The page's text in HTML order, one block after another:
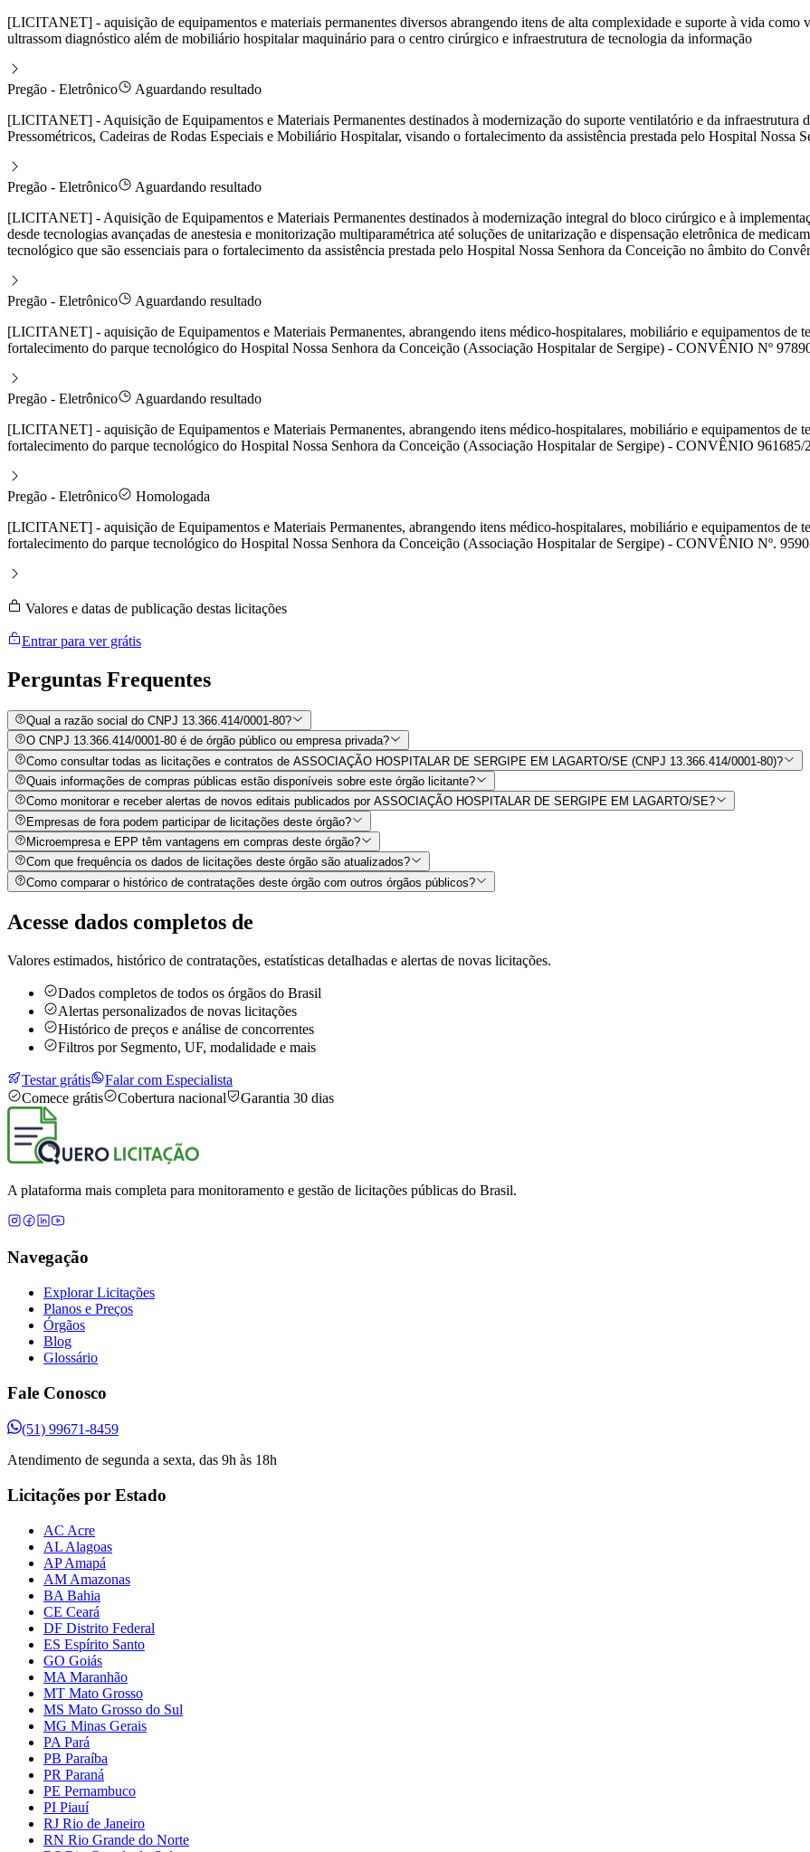
[LICITANET] - aquisição de equipamentos e materiais permanentes diversos abrangendo itens de alta complexidade e suporte à vida como
ultrassom diagnóstico além de mobiliário hospitalar maquinário para o centro cirúrgico e infraestrutura de tecnologia da informação
Pregão - Eletrônico
Aguardando resultado
[LICITANET] - Aquisição de Equipamentos e Materiais Permanentes destinados à modernização do suporte ventilatório e da infraestrutura
Pressométricos, Cadeiras de Rodas Especiais e Mobiliário Hospitalar, visando o fortalecimento da assistência prestada pelo Hospital Nossa
Pregão - Eletrônico
Aguardando resultado
[LICITANET] - Aquisição de Equipamentos e Materiais Permanentes destinados à modernização integral do bloco cirúrgico e à
desde tecnologias avançadas de anestesia e monitorização multiparamétrica até soluções de unitarização e dispensação eletrônica de
tecnológico que são essenciais para o fortalecimento da assistência prestada pelo Hospital Nossa Senhora da Conceição no âmbito do
Pregão - Eletrônico
Aguardando resultado
[LICITANET] - aquisição de Equipamentos e Materiais Permanentes, abrangendo itens médico-hospitalares, mobiliário e equipamentos de
fortalecimento do parque tecnológico do Hospital Nossa Senhora da Conceição (Associação Hospitalar de Sergipe) - CONVÊNIO Nº
Pregão - Eletrônico
Aguardando resultado
[LICITANET] - aquisição de Equipamentos e Materiais Permanentes, abrangendo itens médico-hospitalares, mobiliário e equipamentos de
fortalecimento do parque tecnológico do Hospital Nossa Senhora da Conceição (Associação Hospitalar de Sergipe) - CONVÊNIO 961685/
Pregão - Eletrônico
Homologada
[LICITANET] - aquisição de Equipamentos e Materiais Permanentes, abrangendo itens médico-hospitalares, mobiliário e equipamentos de
fortalecimento do parque tecnológico do Hospital Nossa Senhora da Conceição (Associação Hospitalar de Sergipe) - CONVÊNIO Nº.
Valores e datas de publicação destas licitações
Entrar para ver grátis
Perguntas Frequentes
Qual a razão social do CNPJ 13.366.414/0001-80?
O CNPJ 13.366.414/0001-80 é de órgão público ou empresa privada?
Como consultar todas as licitações e contratos de ASSOCIAÇÃO HOSPITALAR DE SERGIPE EM LAGARTO/SE (CNPJ 13.366.414/0001-80)?
Quais informações de compras públicas estão disponíveis sobre este órgão licitante?
Como monitorar e receber alertas de novos editais publicados por ASSOCIAÇÃO HOSPITALAR DE SERGIPE EM LAGARTO/SE?
Empresas de fora podem participar de licitações deste órgão?
Microempresa e EPP têm vantagens em compras deste órgão?
Com que frequência os dados de licitações deste órgão são atualizados?
Como comparar o histórico de contratações deste órgão com outros órgãos públicos?
Acesse dados completos de
Valores estimados, histórico de contratações, estatísticas detalhadas e alertas de novas licitações.
Dados completos de todos os órgãos do Brasil
Alertas personalizados de novas licitações
Histórico de preços e análise de concorrentes
Filtros por Segmento, UF, modalidade e mais
Testar grátis
Falar com Especialista
Comece grátis
Cobertura nacional Garantia 30 dias
A plataforma mais completa para monitoramento e gestão de licitações públicas do Brasil.
Navegação
Explorar Licitações
Planos e Preços
Órgãos
Blog
Glossário
Fale Conosco
(51) 99671-8459
Atendimento de segunda a sexta, das 9h às 18h
Licitações por Estado
AC Acre
AL Alagoas
AP Amapá
AM Amazonas
BA Bahia
CE Ceará
DF Distrito Federal
ES Espírito Santo
GO Goiás
MA Maranhão
MT Mato Grosso
MS Mato Grosso do Sul
MG Minas Gerais
PA Pará
PB Paraíba
PR Paraná
PE Pernambuco
PI Piauí
RJ Rio de Janeiro
RN Rio Grande do Norte